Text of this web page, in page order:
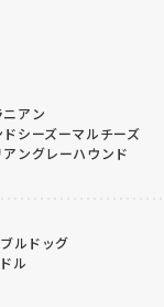
アン
シーズーマルチーズ
アングレーハウンド
ブルドッグ
ル